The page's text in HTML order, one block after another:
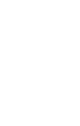
hat